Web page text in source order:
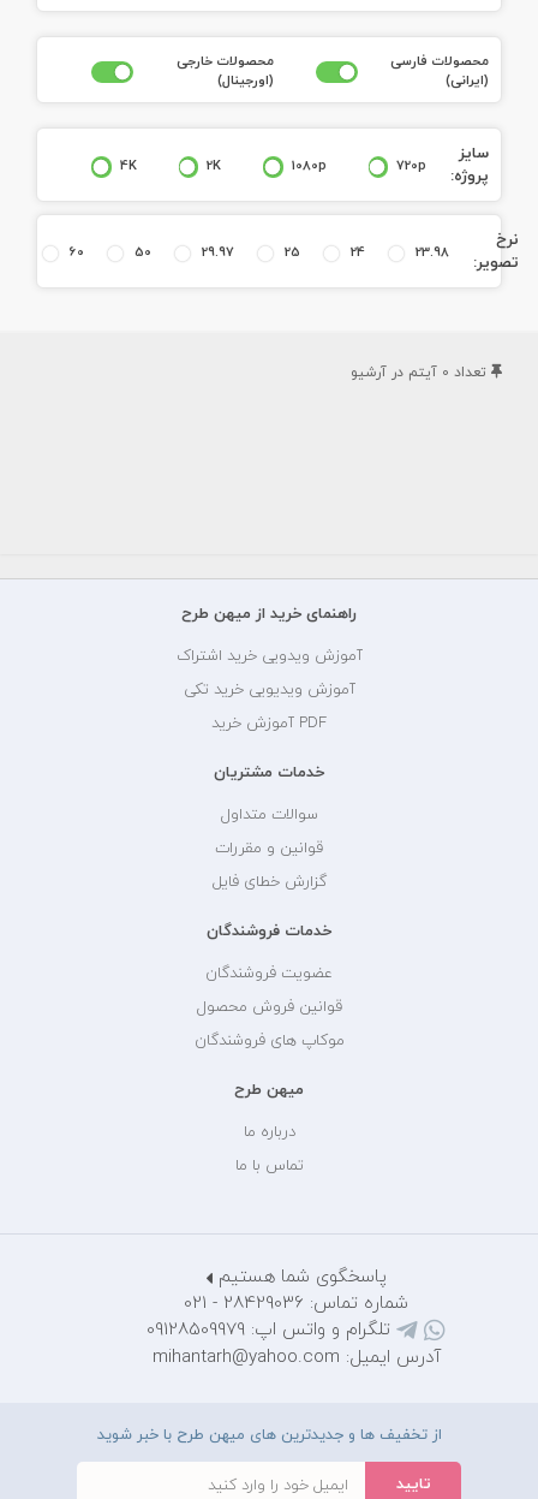
محصولات فارسی
(ايرانی)
محصولات خارجی
(اورجينال)
سايز
پروژه:
720p
1080p
2K
4K
نرخ
تصوير:
23.98
24
25
29.97
50
60
تعداد 0 آيتم در آرشيو
راهنمای خرید از میهن طرح
آموزش ویدویی خرید اشتراک
آموزش ویدیویی خرید تکی
PDF آموزش خرید
خدمات مشتریان
سوالات متداول
قوانین و مقررات
گزارش خطای فایل
خدمات فروشندگان
عضویت فروشندگان
قوانین فروش محصول
موکاپ های فروشندگان
میهن طرح
درباره ما
تماس با ما
پاسخگوی شما هستیم
شماره تماس: 28429036 - 021
تلگرام و واتس اپ: 09128509979
آدرس ایمیل: mihantarh@yahoo.com
از تخفیف ها و جدیدترین های میهن طرح با خبر شوید